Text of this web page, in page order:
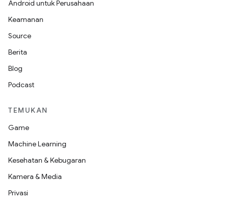
Android untuk Perusahaan
Keamanan
Source
Berita
Blog
Podcast
TEMUKAN
Game
Machine Learning
Kesehatan & Kebugaran
Kamera & Media
Privasi